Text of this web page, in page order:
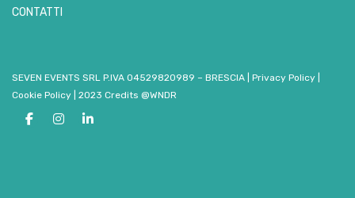
CONTATTI
SEVEN EVENTS SRL P.IVA 04529820989 – BRESCIA Privacy Policy
Cookie Policy
2023 Credits @WNDR